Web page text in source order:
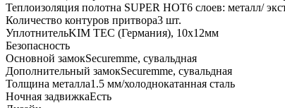
Теплоизоляция полотна SUPER НОТ6 слоев: металл/
Количество контуров притвора3 шт.
УплотнительKIM ТЕС (Германия), 10x12мм
Безопасность
Основной замокSecuremme, сувальдная
Дополнительный замокSecuremme, сувальдная
Толщина металла1.5 мм/холоднокатанная сталь
Ночная задвижкаЕсть